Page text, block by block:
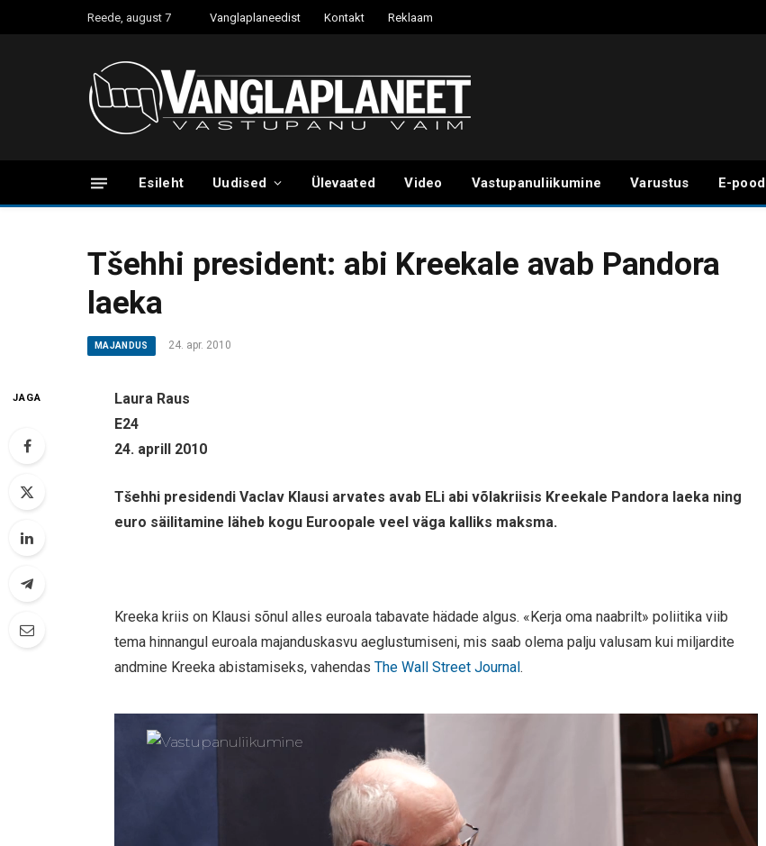
Reede, august 7 Vanglaplaneedist Kontakt Reklaam
Esileht Uudised Ülevaated Video Vastupanuliikumine Varustus E-pood
Tšehhi president: abi Kreekale avab Pandora
laeka
MAJANDUS 24. apr. 2010
JAGA
Laura Raus
E24
24. aprill 2010
Tšehhi presidendi Vaclav Klausi arvates avab ELi abi võlakriisis Kreekale Pandora laeka ning
euro säilitamine läheb kogu Euroopale veel väga kalliks maksma.
Kreeka kriis on Klausi sõnul alles euroala tabavate hädade algus. «Kerja oma naabrilt» poliitika viib
tema hinnangul euroala majanduskasvu aeglustumiseni, mis saab olema palju valusam kui miljardite
andmine Kreeka abistamiseks, vahendasThe Wall Street Journal.